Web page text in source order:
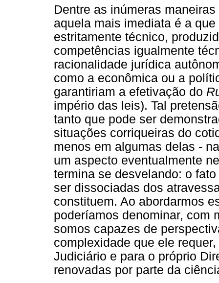
Dentre as inúmeras
aquela mais imediata é a
estritamente técnico,
competências igualmente
racionalidade jurídica
como a econômica ou a
garantiriam a efetivação do
império das leis). Tal
tanto que pode ser
situações corriqueiras do
menos em algumas delas -
um aspecto eventualmente
termina se desvelando: o
ser dissociadas dos
constituem. Ao abordarmos
poderíamos denominar, com
somos capazes de
complexidade que ele
Judiciário e para o próprio
renovadas por parte da